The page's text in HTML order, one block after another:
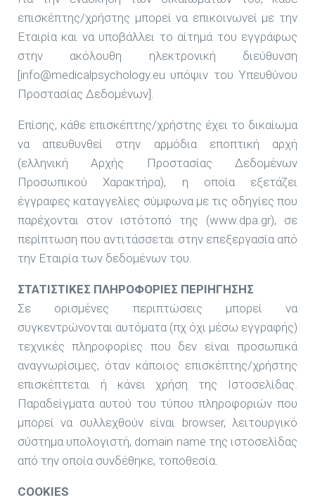
επισκέπτης/χρήστης μπορεί να επικοινωνεί με την
Εταιρία και να υποβάλλει το αίτημά του εγγράφως
στην ακόλουθη ηλεκτρονική διεύθυνση
[info@medicalpsychology.eu υπόψιν του Υπευθύνου
Προστασίας Δεδομένων].
Επίσης, κάθε επισκέπτης/χρήστης έχει το δικαίωμα
να απευθυνθεί στην αρμόδια εποπτική αρχή
(ελληνική Αρχής Προστασίας Δεδομένων
Προσωπικού Χαρακτήρα), η οποία εξετάζει
έγγραφες καταγγελίες σύμφωνα με τις οδηγίες που
παρέχονται στον ιστότοπό της (www.dpa.gr), σε
περίπτωση που αντιτάσσεται στην επεξεργασία από
την Εταιρία των δεδομένων του.
ΣΤΑΤΙΣΤΙΚΕΣ ΠΛΗΡΟΦΟΡΙΕΣ ΠΕΡΙΗΓΗΣΗΣ
Σε ορισμένες περιπτώσεις μπορεί να
συγκεντρώνονται αυτόματα (πχ όχι μέσω εγγραφής)
τεχνικές πληροφορίες που δεν είναι προσωπικά
αναγνωρίσιμες, όταν κάποιος επισκέπτης/χρήστης
επισκέπτεται ή κάνει χρήση της Ιστοσελίδας.
Παραδείγματα αυτού του τύπου πληροφοριών που
μπορεί να συλλεχθούν είναι browser, λειτουργικό
σύστημα υπολογιστή, domain name της ιστοσελίδας
από την οποία συνδέθηκε, τοποθεσία.
COOKIES